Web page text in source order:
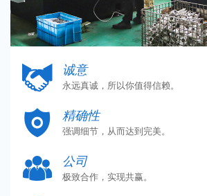
 诚意
永远真诚，所以你值得信赖。
 精确性
强调细节，从而达到完美。
 公司
极致合作，实现共赢。